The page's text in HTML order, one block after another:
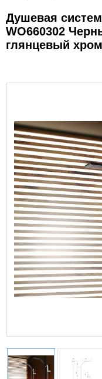
Душевая
WO660302
глянцевый хром